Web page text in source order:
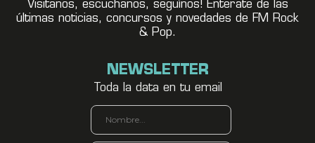
Visitanos, escuchanos, seguínos! Enterate de las
últimas noticias, concursos y novedades de FM Rock
& Pop.
NEWSLETTER
Toda la data en tu email